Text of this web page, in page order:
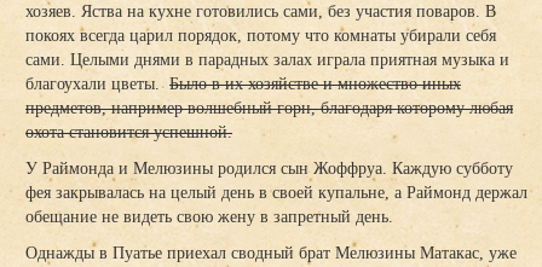
хозяев. Яства на кухне готовились сами, без участия поваров. В
покоях всегда царил порядок, потому что комнаты убирали себя
сами. Целыми днями в парадных залах играла приятная музыка и
благоухали цветы. Было в их хозяйстве и множество иных
предметов, например волшебный горн, благодаря которому любая
охота становится успешной.
У Раймонда и Мелюзины родился сын Жоффруа. Каждую субботу
фея закрывалась на целый день в своей купальне, а Раймонд держал
обещание не видеть свою жену в запретный день.
Однажды в Пуатье приехал сводный брат Мелюзины Матакас, уже